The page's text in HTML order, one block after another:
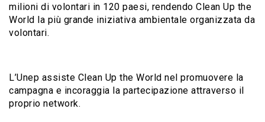
milioni di volontari in 120 paesi, rendendo Clean Up the
World la più grande iniziativa ambientale organizzata da
volontari.
L’Unep assiste Clean Up the World nel promuovere la
campagna e incoraggia la partecipazione attraverso il
proprio network.